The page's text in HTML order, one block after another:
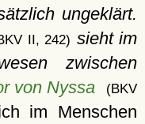
ungeklärt.
II, 242) sieht im
zwischen
von Nyssa
(BKV
im Menschen